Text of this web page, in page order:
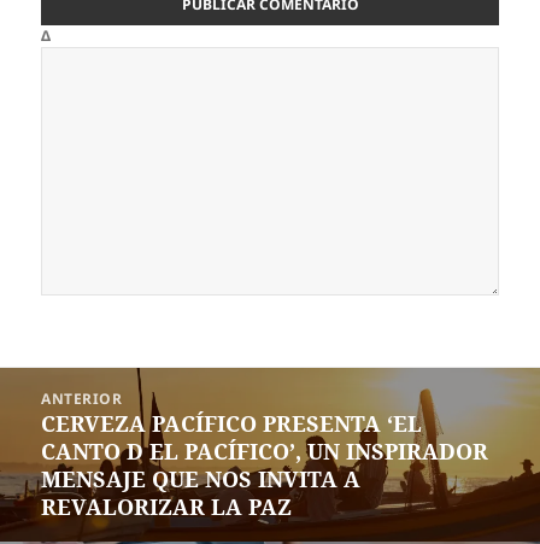
Δ
entradas
ANTERIOR
Entrada
anterior:
CERVEZA PACÍFICO PRESENTA ‘EL
CANTO D EL PACÍFICO’, UN INSPIRADOR
MENSAJE QUE NOS INVITA A
REVALORIZAR LA PAZ